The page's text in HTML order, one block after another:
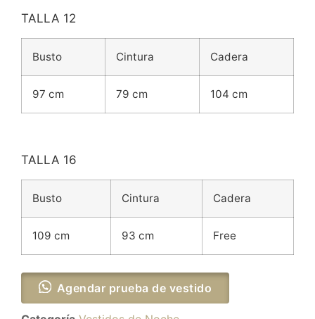
TALLA 12
Busto Cintura Cadera
97 cm 79 cm 104 cm
TALLA 16
Busto Cintura Cadera
109 cm 93 cm Free
Agendar prueba de vestido